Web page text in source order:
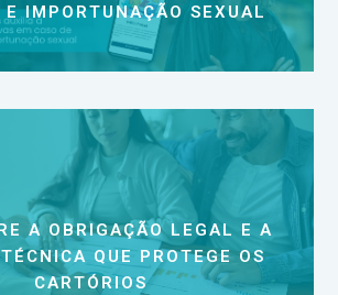
E IMPORTUNAÇÃO SEXUAL
A OBRIGAÇÃO LEGAL E A
QUE PROTEGE OS
CARTÓRIOS